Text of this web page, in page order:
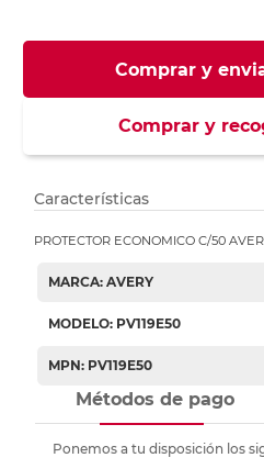
Comprar y
Comprar y
Características
PROTECTOR ECONOMICO C/50
MARCA: AVERY
MODELO: PV119E50
MPN: PV119E50
Métodos de pago
Ponemos a tu disposición los